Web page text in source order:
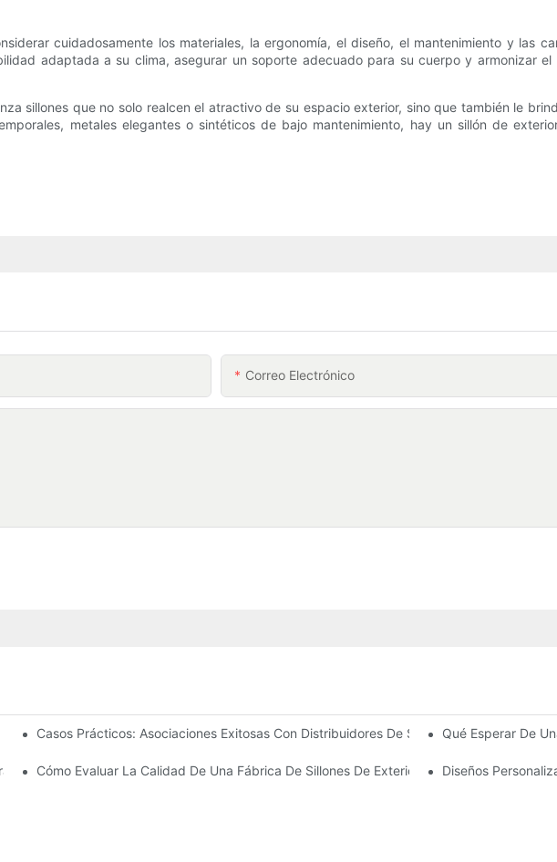
cuidadosamente los materiales, la ergonomía, el diseño, el mantenimiento y las
adaptada a su clima, asegurar un soporte adecuado para su cuerpo y armonizar
sillones que no solo realcen el atractivo de su espacio exterior, sino que también le
metales elegantes o sintéticos de bajo mantenimiento, hay un sillón de
Correo Electrónico
Para Las Necesidades De Su Negocio
Casos Prácticos: Asociaciones Exitosas Con Distribuidores De Sombrillas De Playa
Qué Esperar De
Exteriores
Cómo Evaluar La Calidad De Una Fábrica De Sillones De Exterior Diseños